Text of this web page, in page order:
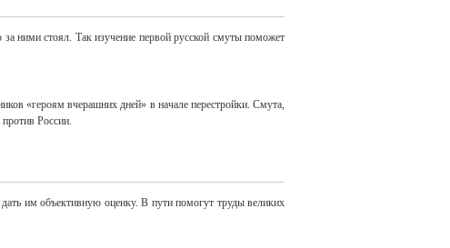
ними стоял. Так изучение первой русской смуты поможет
«героям вчерашних дней» в начале перестройки. Смута,
России.
им объективную оценку. В пути помогут труды великих